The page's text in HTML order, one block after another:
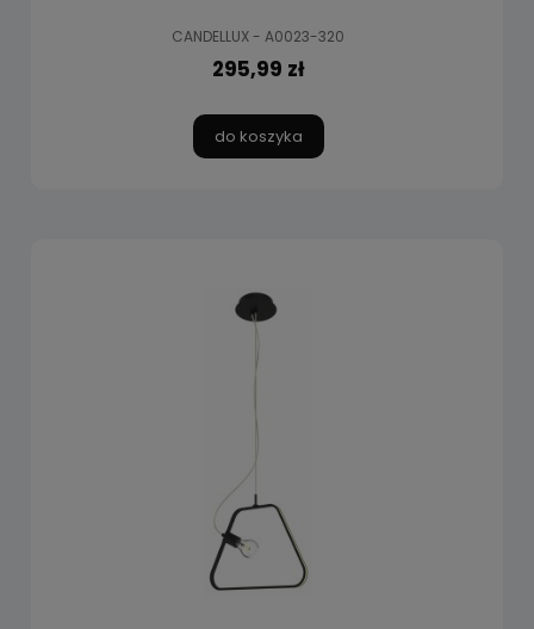
CANDELLUX - A0023-320
295,99 zł
do koszyka